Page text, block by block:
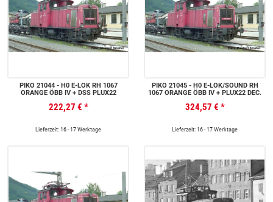
PIKO 21044 - H0 E-LOK RH 1067
ORANGE ÖBB IV + DSS PLUX22
222,27 € *
Lieferzeit: 16 - 17 Werktage
PIKO 21045 - H0 E-LOK/SOUND RH
1067 ORANGE ÖBB IV + PLUX22 DEC.
324,57 € *
Lieferzeit: 16 - 17 Werktage